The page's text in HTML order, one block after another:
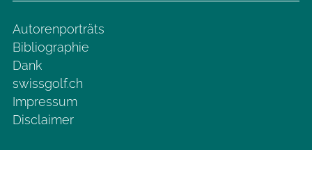
Autorenporträts
Bibliographie
Dank
swissgolf.ch
Impressum
Disclaimer